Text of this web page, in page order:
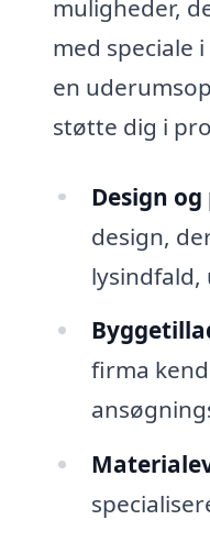
muligheder,
med speciale
en
støtte dig i
Design
design,
firma